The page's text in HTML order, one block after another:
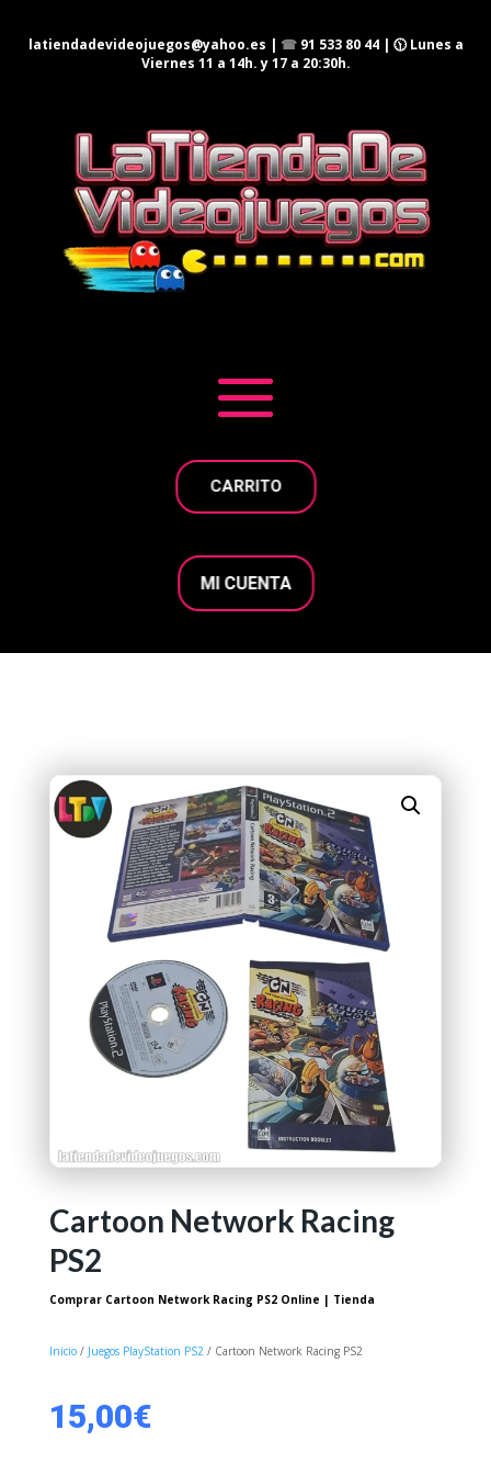
latiendadevideojuegos@yahoo.es | ☎ 91 533 80 44| 🕦 Lunes a
Viernes 11 a 14h. y 17 a 20:30h.
CARRITO
MI CUENTA
Cartoon Network Racing
PS2
Comprar Cartoon Network Racing PS2 Online | Tienda
Inicio/ Juegos PlayStation PS2/ Cartoon Network Racing PS2
15,00€